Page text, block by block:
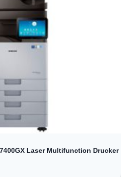
Laser Multifunction Drucker